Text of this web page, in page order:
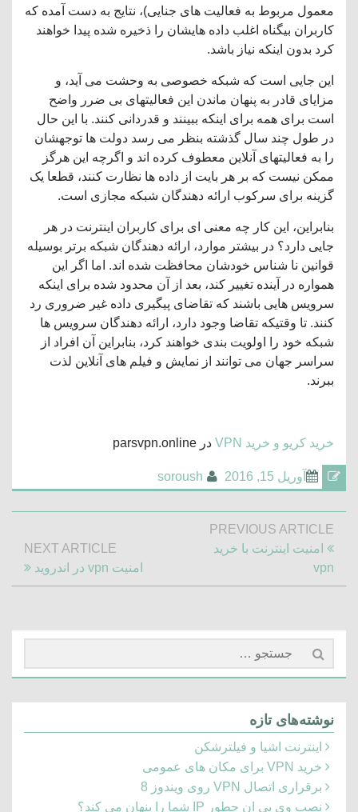
معمول مربوط به فعالیت های جنایی)، نتایج به دست آمده که
کاربران بیگناه اغلب داده هایشان را ذخیره شده پیدا خواهند
کرد بدون اینکه نیاز باشد.
این جایی است که شبکه خصوصی به وحشت می آید، و
مزایای قادر به پنهان ماندن این فعالیتهای بی ضرر واضح
است برای همه برای اینکه ببینند و قدردانی کنند. با این حال
در طول چند سال گذشته بنظر می رسد دولت ها توجهشان
را به فعالیتهای آنلاین معطوف کرده اند و اگرچه این هرگز
ممکن نیست که بر هر بایت از داده ها نظارت کنند، قطعا یک
گزینه برای سرکوب ارائه دهندگان شبکه مجازی است.
بنابراین، این کار چه معنی ای برای کاربران اینترنت در هر
جایی دارد؟ در بیشتر موارد، ارائه دهندگان شبکه برتر بوسیله
قوانین نا شناس خودشان محافظت شده اند. اما اگر این
همواره در آینده تغییر کند، بعد از آن محدود شده برای اینکه
سرویس هایی باشند که تقاضای پیگیری داده غیر ضروری رد
کنند. تا وقتیکه تقاضا وجود دارد، ارائه دهندگان سرویس ها
شبکه خود را اولویت بندی خواهند کرد، بنابراین آن افراد از
سراسر جهان می توانند از نمایش و فیلم های آنلاین لذت
ببرند.
خرید کریو و خرید VPN در parsvpn.online
آوریل 15, 2016 soroush
راهبری
نوشته
PREVIOUS ARTICLE
Previous
Post:
امنیت اینترنت با خرید
vpn
NEXT ARTICLE
Next
Article:
امنیت vpn در اندروید
جستجو
برای:
نوشته‌های تازه
اینترنت اشیا و فیلترشکن
خرید VPN برای مکان های عمومی
برقراری اتصال VPN روی ویندوز 8
نصب وی پی ان چطور IP شما را پنهان می کند؟